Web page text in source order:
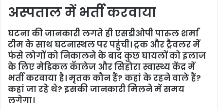
अस्पताल में भर्ती करवाया
घटना की जानकारी लगते ही एसडीओपी पारुल शर्मा
टीम के साथ घटनास्थल पर पहुंची। ट्रक और ट्रैवलर में
फंसे लोगों को निकालने के बाद कुछ घायलों को इलाज
के लिए मेडिकल कॅालेज और सिहोरा स्वास्थ्य केंद्र में
भर्ती करवाया है। मृतक कौन हैं? कहां के रहने वाले हैं?
कहां जा रहे थे? इसकी जानकारी मिलने में समय
लगेगा।